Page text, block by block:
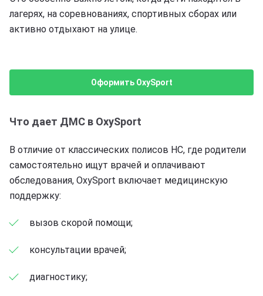
лагерях, на соревнованиях, спортивных сборах или
активно отдыхают на улице.
Оформить OxySport
Что дает ДМС в OxySport
В отличие от классических полисов НС, где родители
самостоятельно ищут врачей и оплачивают
обследования, OxySport включает медицинскую
поддержку:
вызов скорой помощи;
консультации врачей;
диагностику;